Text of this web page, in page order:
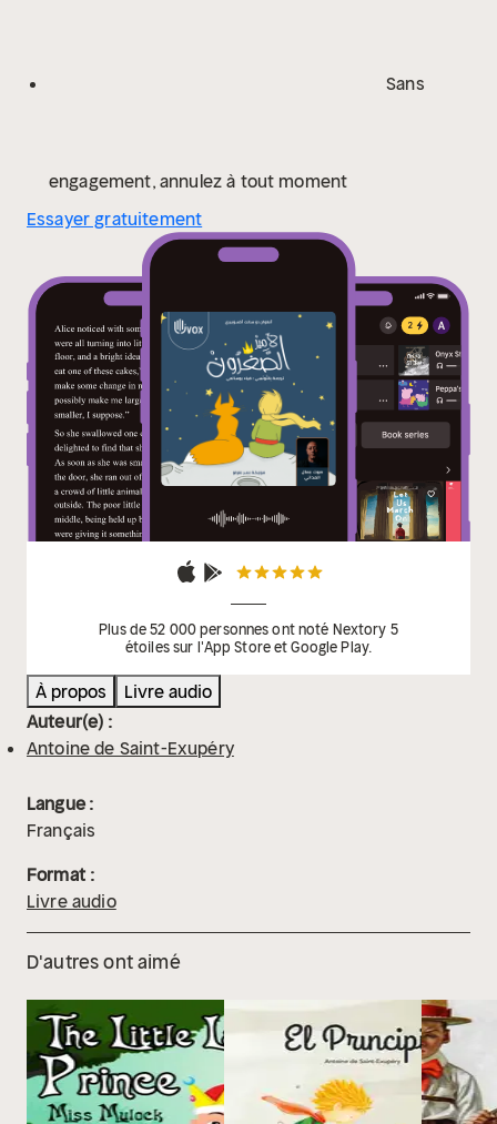
Sans
engagement, annulez à tout moment
Essayer gratuitement
Plus de 52 000 personnes ont noté Nextory 5
étoiles sur l'App Store et Google Play.
À propos
Livre audio
Auteur(e) :
Antoine de Saint-Exupéry
Langue :
Français
Format :
Livre audio
D'autres ont aimé